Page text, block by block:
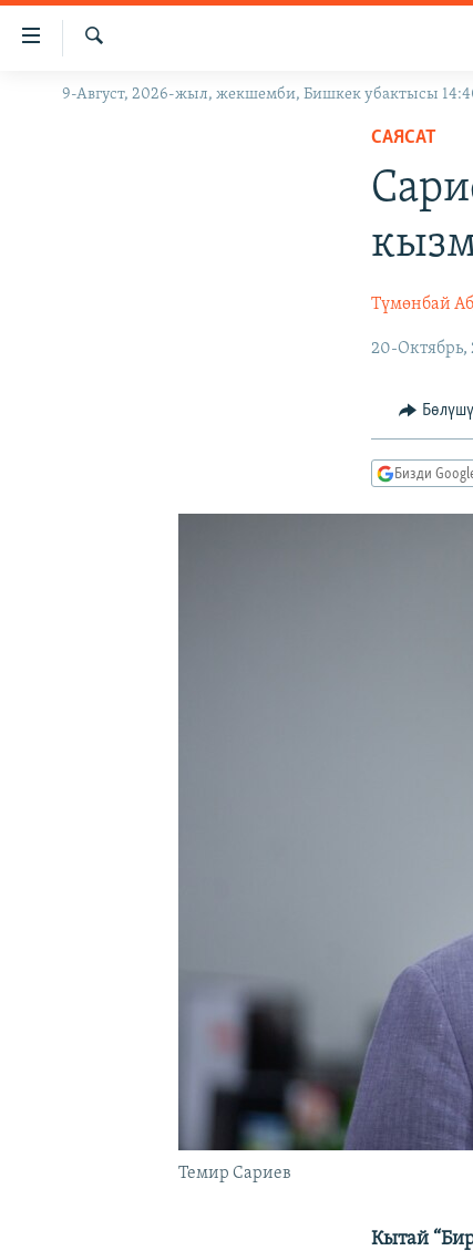
Линктер
Мазмунга
Навигацияга
ЖАҢЫЛЫКТАР
Издөө
9-Август, 2026-жыл, жекшемби, Бишкек убактысы
САЯСАТ
Түмөнбай
20-Октябрь,
Бизди
Темир Сариев
Кытай